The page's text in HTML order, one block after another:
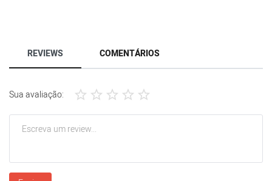
REVIEWS COMENTÁRIOS
Sua avaliação: